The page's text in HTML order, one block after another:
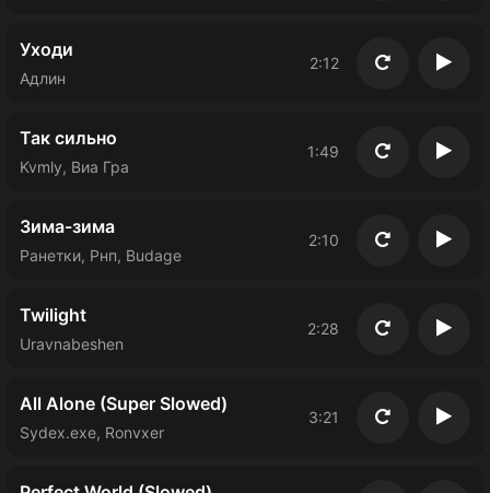
Уходи
Адлин
2:12 Повторить
Так сильно
Kvmly, Виа Гра
1:49 Повторить
Зима-зима
Ранетки, Рнп, Budage
2:10 Повторить
Twilight
Uravnabeshen
2:28 Повторить
All Alone (Super Slowed)
Sydex.exe, Ronvxer
3:21 Повторить